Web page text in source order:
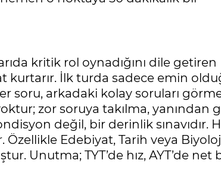
kritik rol oynadığını dile getiren
kurtarır. İlk turda sadece emin
soru, arkadaki kolay soruları
zor soruya takılma, yanından
değil, bir derinlik sınavıdır.
Özellikle Edebiyat, Tarih veya
Unutma; TYT’de hız, AYT’de net